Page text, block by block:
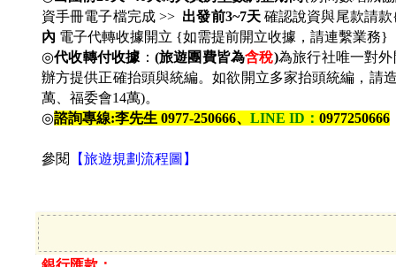
資手冊電子檔完成 >> 出發前3~7天確認說資與尾款請
內 電子代轉收據開立 {如需提前開立收據，請連繫業務}
◎代收轉付收據 ： (旅遊團費皆為含稅)為旅行社唯一對
辦方提供正確抬頭與統編。如欲開立多家抬頭統編，請
萬、福委會14萬)。
◎諮詢專線:李先生 0977-250666、 LINE ID ： 0977250666
參閱 【旅遊規劃流程圖】